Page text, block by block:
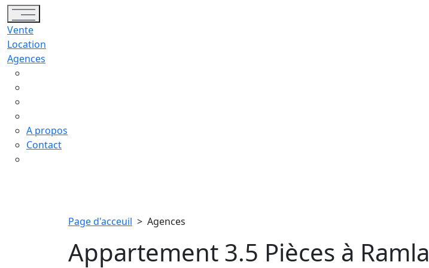
Toggle navigation
Vente
Location
Agences
A propos
Contact
Page d'acceuil > Agences
Appartement 3.5 Pièces à Ramla